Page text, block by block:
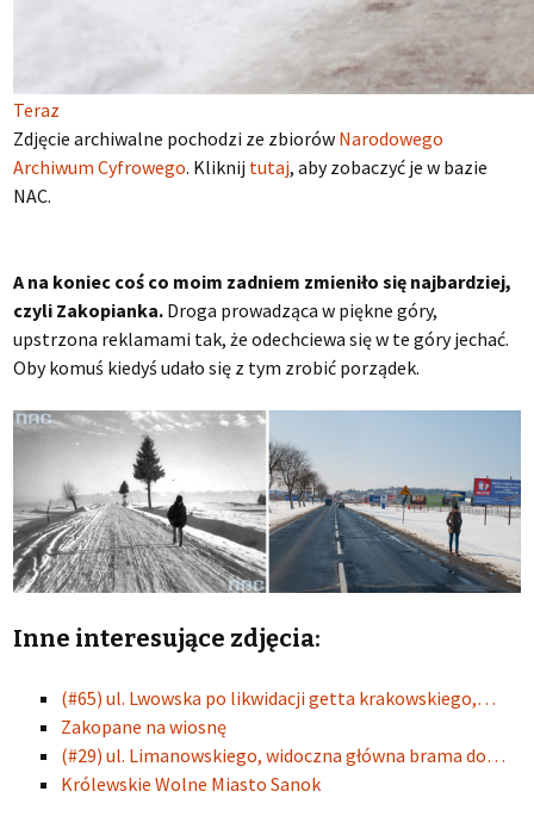
Teraz
Zdjęcie archiwalne pochodzi ze zbiorów Narodowego
Archiwum Cyfrowego. Kliknij tutaj, aby zobaczyć je w bazie
NAC.
A na koniec coś co moim zadniem zmieniło się najbardziej,
czyli Zakopianka. Droga prowadząca w piękne góry,
upstrzona reklamami tak, że odechciewa się w te góry jechać.
Oby komuś kiedyś udało się z tym zrobić porządek.
Inne interesujące zdjęcia:
(#65) ul. Lwowska po likwidacji getta krakowskiego,…
Zakopane na wiosnę
(#29) ul. Limanowskiego, widoczna główna brama do…
Królewskie Wolne Miasto Sanok